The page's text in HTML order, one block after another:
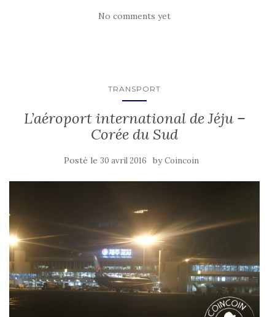
No comments yet
TRANSPORT
L’aéroport international de Jéju –
Corée du Sud
Posté le 30 avril 2016 byCoincoin